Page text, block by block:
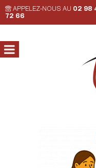
APPELEZ-NOUS AU 02 98
72 66